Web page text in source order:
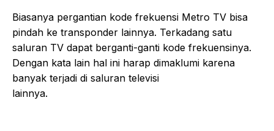
Biasanya pergantian kode frekuensi Metro TV bisa
pindah ke transponder lainnya. Terkadang satu
saluran TV dapat berganti-ganti kode frekuensinya.
Dengan kata lain hal ini harap dimaklumi karena
banyak terjadi di saluran televisi
lainnya.